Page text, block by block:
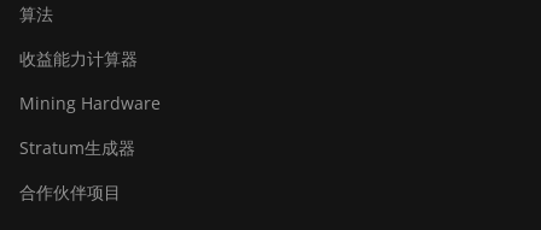
算法
收益能力计算器
Mining Hardware
Stratum生成器
合作伙伴项目